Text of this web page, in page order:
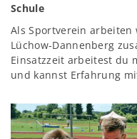
Schule
Als Sportverein
Lüchow-Dannenberg
Einsatzzeit arbeitest du
und kannst Erfahrung